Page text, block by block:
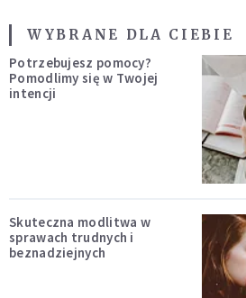
WYBRANE DLA CIEBIE
Potrzebujesz pomocy?
Pomodlimy się w Twojej
intencji
Skuteczna modlitwa w
sprawach trudnych i
beznadziejnych